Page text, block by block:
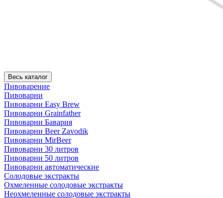
Весь каталог
Пивоварение
Пивоварни
Пивоварни Easy Brew
Пивоварни Grainfather
Пивоварни Бавария
Пивоварни Beer Zavodik
Пивоварни MirBeer
Пивоварни 30 литров
Пивоварни 50 литров
Пивоварни автоматические
Солодовые экстракты
Охмеленные солодовые экстракты
Неохмеленные солодовые экстракты